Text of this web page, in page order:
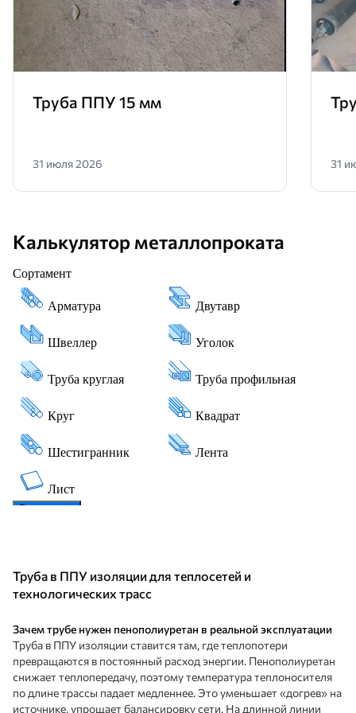
Труба ППУ 15 мм
31 июля 2026 31
Калькулятор металлопроката
Труба в ППУ изоляции для теплосетей и
технологических трасс
Зачем трубе нужен пенополиуретан в реальной эксплуатации
Труба в ППУ изоляции ставится там, где теплопотери
превращаются в постоянный расход энергии. Пенополиуретан
снижает теплопередачу, поэтому температура теплоносителя
по длине трассы падает медленнее. Это уменьшает «догрев» на
источнике, упрощает балансировку сети. На длинной линии